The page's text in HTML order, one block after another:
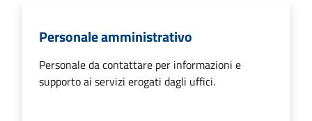
Personale amministrativo
Personale da contattare per informazioni e
supporto ai servizi erogati dagli uffici.